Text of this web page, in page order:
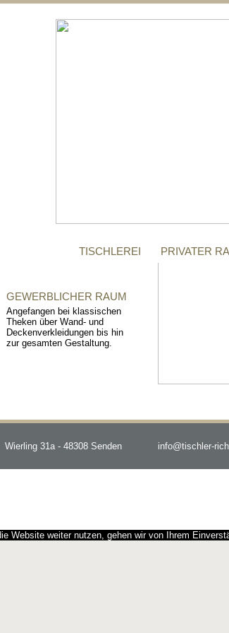
TISCHLEREI PRIVATER
GEWERBLICHER RAUM
Angefangen bei klassischen
Theken über Wand- und
Deckenverkleidungen bis hin
zur gesamten Gestaltung.
Wierling 31a - 48308 Senden info@tischler-
Website weiter nutzen, gehen wir von Ihrem